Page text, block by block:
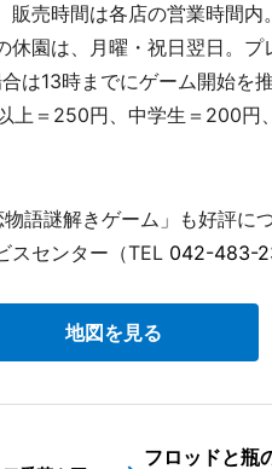
販売時間は各店の営業時間
園は、月曜・祝日翌日。
は13時までにゲーム開始を
上＝250円、中学生＝200円
語謎解きゲーム」も好評に
スセンター（TEL 042-483-
地図を見る
フロッドと瓶